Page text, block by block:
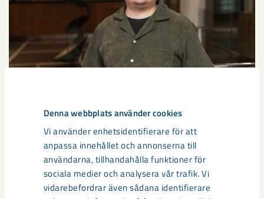
Denna webbplats använder cookies
Vi använder enhetsidentifierare för att
anpassa innehållet och annonserna till
användarna, tillhandahålla funktioner för
sociala medier och analysera vår trafik. Vi
vidarebefordrar även sådana identifierare
Joel Ahlquist, LKAB.
Tony är en av två entreprenörer som i sommar flyttar hus på
eget initiativ från det påverkade området. Erfarenheterna
från projekten blir ett viktigt underlag i det fortsatta arbetet
med att undersöka vilka möjligheter som kan finnas för